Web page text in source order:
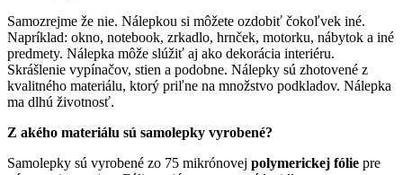
Samozrejme že nie. Nálepkou si môžete ozdobiť čokoľvek iné.
Napríklad: okno, notebook, zrkadlo, hrnček, motorku, nábytok a iné
predmety. Nálepka môže slúžiť aj ako dekorácia interiéru.
Skrášlenie vypínačov, stien a podobne. Nálepky sú zhotovené z
kvalitného materiálu, ktorý priľne na množstvo podkladov. Nálepka
ma dlhú životnosť.
Z akého materiálu sú samolepky vyrobené?
Samolepky sú vyrobené zo 75 mikrónovej polymerickej fólie pre